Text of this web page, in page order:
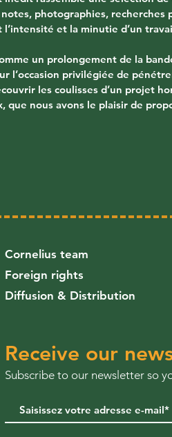
photographies,
l’intensité et la minutie d’un
un prolongement de la
l’occasion privilégiée de
les coulisses d’un projet
que nous avons le plaisir de
Cornelius team
Foreign rights
Diffusion & Distribution
Receive our
Subscribe to our newsletter so